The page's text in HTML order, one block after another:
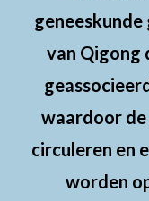
van Qigong
waardoor de
circuleren en
worden